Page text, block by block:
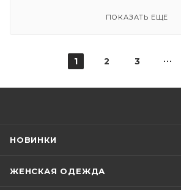
ПОКАЗАТЬ ЕЩЕ
1 2 3
НОВИНКИ
ЖЕНСКАЯ ОДЕЖДА